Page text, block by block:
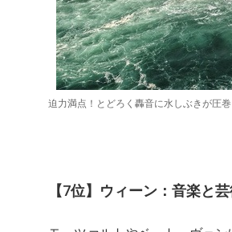
迫力満点！とどろく轟音に水しぶきが圧巻
【7位】ウィーン：音楽と